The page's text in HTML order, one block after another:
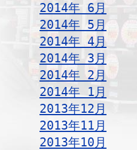
2014年 6月
2014年 5月
2014年 4月
2014年 3月
2014年 2月
2014年 1月
2013年12月
2013年11月
2013年10月